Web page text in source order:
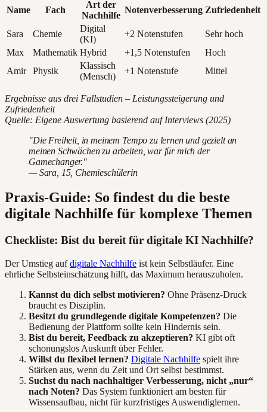
Name Fach
Art der
Nachhilfe
Notenverbesserung Zufriedenheit
Sara Chemie
Digital
(KI)
+2 Notenstufen
Sehr hoch
Max
Mathematik Hybrid +1,5 Notenstufen
Hoch
Amir
Physik
Klassisch
(Mensch)
+1 Notenstufe Mittel
Ergebnisse aus drei Fallstudien – Leistungssteigerung und
Zufriedenheit
Quelle: Eigene Auswertung basierend auf Interviews (2025)
"Die Freiheit, in meinem Tempo zu lernen und gezielt an
meinen Schwächen zu arbeiten, war für mich der
Gamechanger."
— Sara, 15, Chemieschülerin
Praxis-Guide: So findest du die beste
digitale Nachhilfe für komplexe Themen
Checkliste: Bist du bereit für digitale KI Nachhilfe?
Der Umstieg aufdigitale Nachhilfe ist kein Selbstläufer. Eine
ehrliche Selbsteinschätzung hilft, das Maximum herauszuholen.
Kannst du dich selbst motivieren? Ohne Präsenz-Druck
braucht es Disziplin.
Besitzt du grundlegende digitale Kompetenzen? Die
Bedienung der Plattform sollte kein Hindernis sein.
Bist du bereit, Feedback zu akzeptieren? KI gibt oft
schonungslos Auskunft über Fehler.
Willst du flexibel lernen? Digitale Nachhilfe spielt ihre
Stärken aus, wenn du Zeit und Ort selbst bestimmst.
Suchst du nach nachhaltiger Verbesserung, nicht „nur“
nach Noten? Das System funktioniert am besten für
Wissensaufbau, nicht für kurzfristiges Auswendiglernen.